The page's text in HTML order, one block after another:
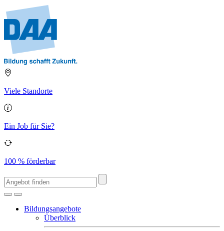
Viele Standorte
Ein Job für Sie?
100 % förderbar
Bildungsangebote
Überblick